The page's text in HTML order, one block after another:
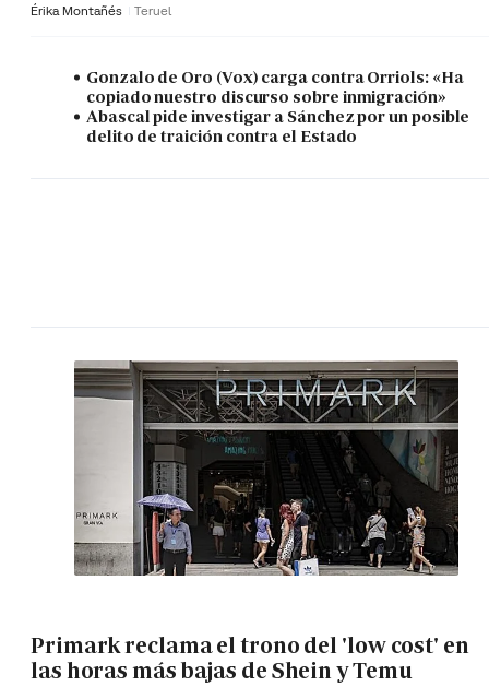
Érika Montañés Teruel
Gonzalo de Oro (Vox) carga contra Orriols: «Ha
copiado nuestro discurso sobre inmigración»
Abascal pide investigar a Sánchez por un posible
delito de traición contra el Estado
Primark reclama el trono del 'low cost' en
las horas más bajas de Shein y Temu